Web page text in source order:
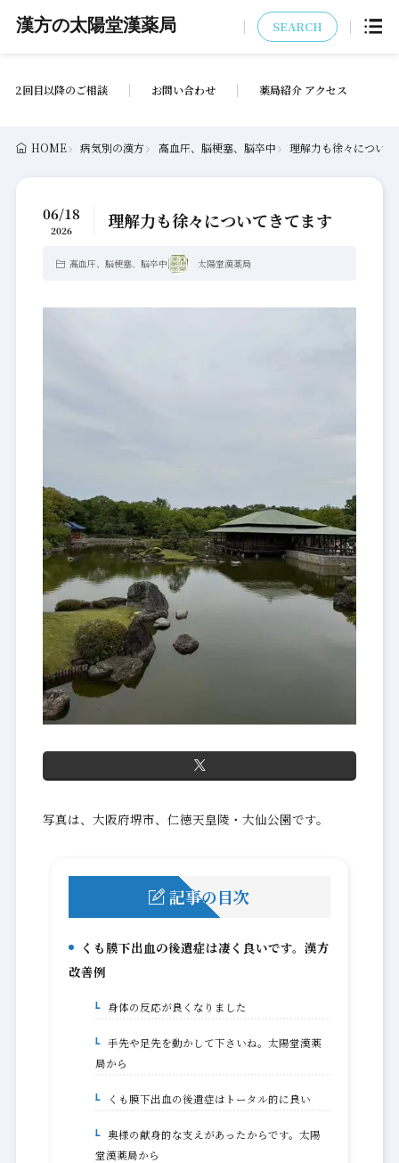
漢方の太陽堂漢薬局 SEARCH
2回目以降のご相談 お問い合わせ 薬局紹介 アクセス
HOME 病気別の漢方 高血圧、脳梗塞、脳卒中 理解力も徐々につい
06/18
2026 理解力も徐々についてきてます
高血圧、脳梗塞、脳卒中 太陽堂漢薬局
写真は、大阪府堺市、仁徳天皇陵・大仙公園です。
記事の目次
1.くも膜下出血の後遺症は凄く良いです。漢方
改善例
1-1.身体の反応が良くなりました
1-1-1.
手先や足先を動かして下さいね。太陽堂漢薬
局から
1-2.くも膜下出血の後遺症はトータル的に良い
1-2-1.
奥様の献身的な支えがあったからです。太陽
堂漢薬局から